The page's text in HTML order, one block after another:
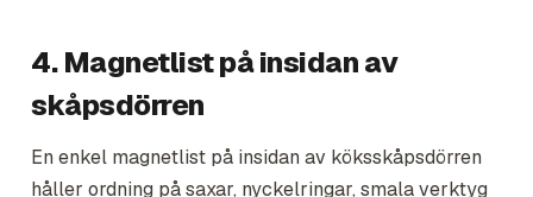
4. Magnetlist på insidan av
skåpsdörren
En enkel magnetlist på insidan av köksskåpsdörren
håller ordning på saxar, nyckelringar, smala verktyg